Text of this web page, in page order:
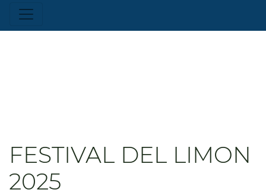
FESTIVAL DEL LIMON
2025